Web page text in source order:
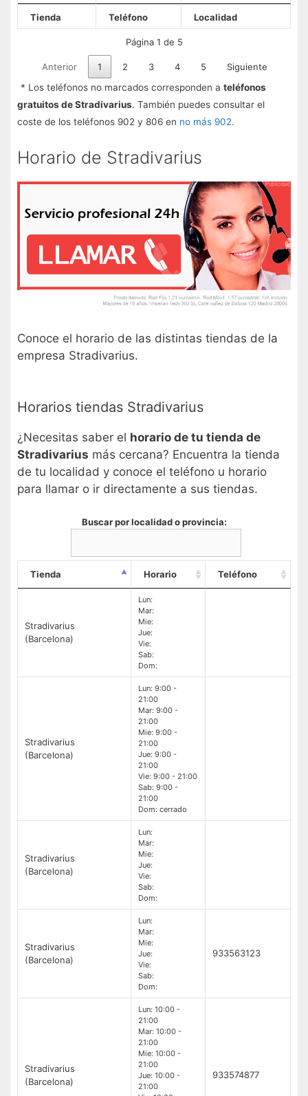
Tienda Teléfono Localidad
Página 1 de 5
Anterior 1 2 3 4 5
Siguiente
* Los teléfonos no marcados corresponden a teléfonos
gratuitos de Stradivarius. También puedes consultar el
coste de los teléfonos 902 y 806 en no más 902.
Horario de Stradivarius
Conoce el horario de las distintas tiendas de la
empresa Stradivarius.
Horarios tiendas Stradivarius
¿Necesitas saber el horario de tu tienda de
Stradivarius más cercana? Encuentra la tienda
de tu localidad y conoce el teléfono u horario
para llamar o ir directamente a sus tiendas.
Buscar por localidad o provincia:
Tienda Horario Teléfono
Stradivarius
(Barcelona)
Lun:
Mar:
Mie:
Jue:
Vie:
Sab:
Dom:
Stradivarius
(Barcelona)
Lun: 9:00 -
21:00
Mar: 9:00 -
21:00
Mie: 9:00 -
21:00
Jue: 9:00 -
21:00
Vie: 9:00 - 21:00
Sab: 9:00 -
21:00
Dom: cerrado
Stradivarius
(Barcelona)
Lun:
Mar:
Mie:
Jue:
Vie:
Sab:
Dom:
Stradivarius
(Barcelona)
Lun:
Mar:
Mie:
Jue:
Vie:
Sab:
Dom:
933563123
Stradivarius
(Barcelona)
Lun: 10:00 -
21:00
Mar: 10:00 -
21:00
Mie: 10:00 -
21:00
Jue: 10:00 -
21:00
933574877